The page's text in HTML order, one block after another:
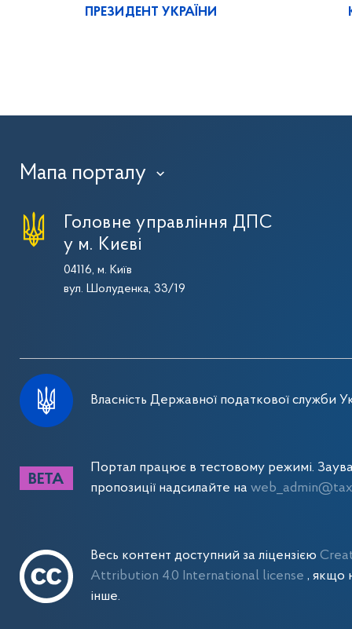
ПРЕЗИДЕНТ УКРАЇНИ
Мапа порталу ›
Головне управління ДПС
у м. Києві
04116, м. Київ
вул. Шолуденка, 33/19
Власність Державної податкової служби
Портал працює в тестовому режимі.
пропозиції надсилайте на
Весь контент доступний за ліцензією
Attribution 4.0 International license , якщо
інше.